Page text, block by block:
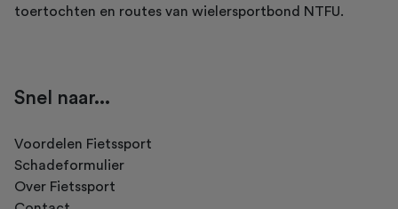
toertochten en routes van wielersportbond NTFU.
Snel naar...
Voordelen Fietssport
Schadeformulier
Over Fietssport